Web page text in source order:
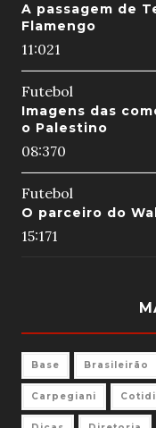
A passagem de
Flamengo
11:021
Futebol
Imagens das
o Palestino
08:370
Futebol
O parceiro do
15:171
Base Brasileirão
Carpegiani